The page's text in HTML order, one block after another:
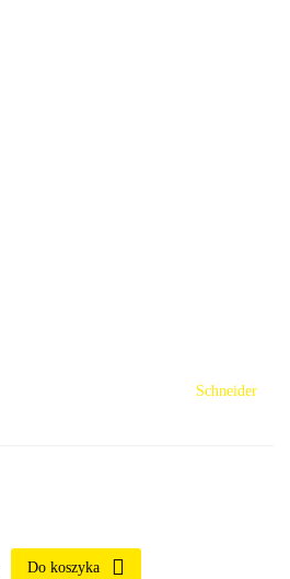
Schneider
Do koszyka